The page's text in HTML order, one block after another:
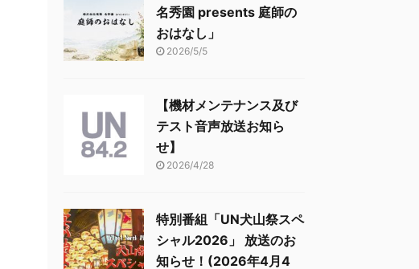
名秀園 presents 庭師の
おはなし」
2026/5/5
【機材メンテナンス及び
テスト音声放送お知ら
せ】
2026/4/28
特別番組「UN犬山祭スペ
シャル2026」 放送のお
知らせ！(2026年4月4